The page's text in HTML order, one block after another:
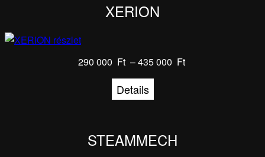
XERION
290 000 Ft –435 000 Ft
Details
STEAMMECH